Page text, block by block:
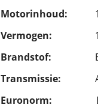
Motorinhoud:
Vermogen:
Brandstof:
Transmissie:
Euronorm: